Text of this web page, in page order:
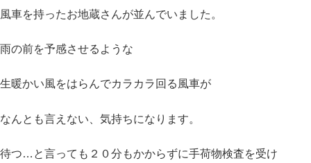
風車を持ったお地蔵さんが並んでいました。
雨の前を予感させるような
生暖かい風をはらんでカラカラ回る風車が
なんとも言えない、気持ちになります。
待つ…と言っても２０分もかからずに手荷物検査を受け